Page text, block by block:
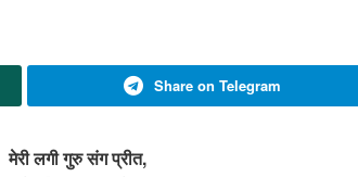
Share on Telegram
मेरी लगी गुरु संग प्रीत,